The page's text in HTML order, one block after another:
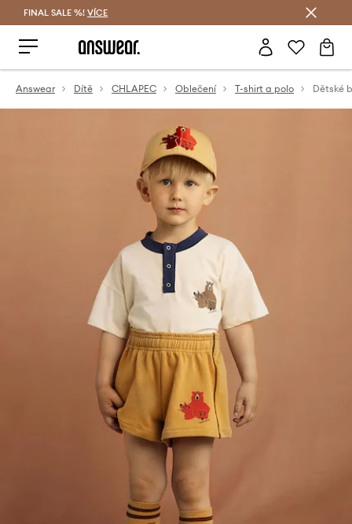
FINAL SALE %! VÍCE
Answear Dítě CHLAPEC Oblečení T-shirt a polo